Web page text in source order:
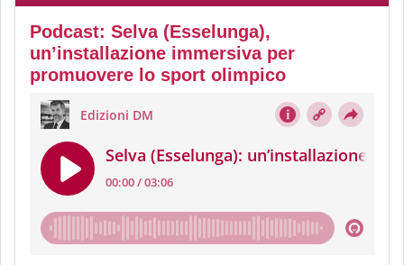
Podcast: Selva (Esselunga),
un’installazione immersiva per
promuovere lo sport olimpico